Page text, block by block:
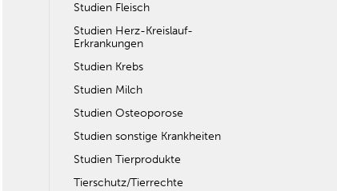
Studien Fleisch
Studien Herz-Kreislauf-
Erkrankungen
Studien Krebs
Studien Milch
Studien Osteoporose
Studien sonstige Krankheiten
Studien Tierprodukte
Tierschutz/Tierrechte